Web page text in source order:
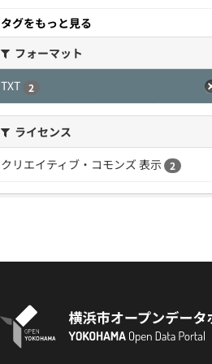
タグをもっと見る
フォーマット
TXT 2
ライセンス
クリエイティブ・コモンズ 表示 2